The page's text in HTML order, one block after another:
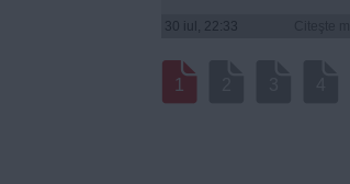
30 iul, 22:33
1